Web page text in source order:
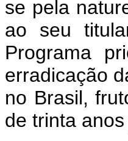
se pela
ao seu
Programa
erradicação
no Brasil,
de trinta